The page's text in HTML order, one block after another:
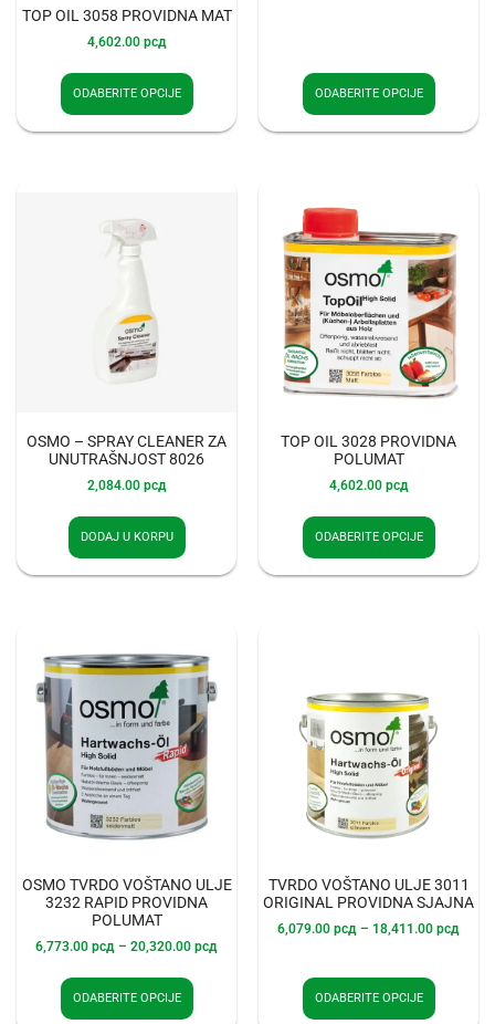
TOP OIL 3058 PROVIDNA MAT
4,602.00 рсд
ODABERITE OPCIJE ODABERITE OPCIJE
OSMO – SPRAY CLEANER ZA
UNUTRAŠNJOST 8026
2,084.00 рсд
DODAJ U KORPU
TOP OIL 3028 PROVIDNA
POLUMAT
4,602.00 рсд
ODABERITE OPCIJE
OSMO TVRDO VOŠTANO ULJE
3232 RAPID PROVIDNA
POLUMAT
6,773.00 рсд – 20,320.00 рсд
ODABERITE OPCIJE
TVRDO VOŠTANO ULJE 3011
ORIGINAL PROVIDNA SJAJNA
6,079.00 рсд – 18,411.00 рсд
ODABERITE OPCIJE